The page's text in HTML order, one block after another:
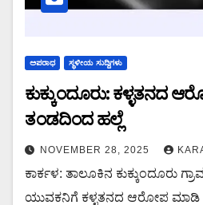
ಅಪರಾಧ ಸ್ಥಳೀಯ ಸುದ್ದಿಗಳು
ಕುಕ್ಕುಂದೂರು: ಕಳ್ಳತನದ
ತಂಡದಿಂದ ಹಲ್ಲೆ
NOVEMBER 28, 2025
ಕಾರ್ಕಳ: ತಾಲೂಕಿನ ಕುಕ್ಕುಂದೂರು
ಯುವಕನಿಗೆ ಕಳ್ಳತನದ ಆರೋಪ ಮಾಡಿ